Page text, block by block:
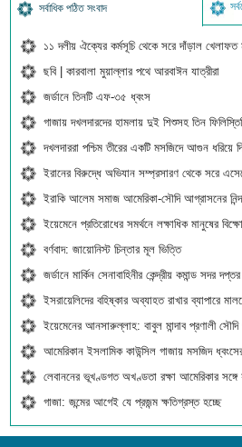
সর্বাধিক পঠিত সংবাদ
১১ দলীয় ঐক্যের কর্মসূচি থেকে সরে দাঁড়াল
ছবি | কারবালা মুয়াল্লার পথে আরবাঈন যাত্রীরা
জর্ডানে তিনটি এফ-৩৫ ধ্বংস
গাজায় দখলদারদের হামলায় দুই শিশুসহ তিন
দখলদাররা পশ্চিম তীরের একটি মসজিদে আগুন ধরিয়ে
ইরানের বিরুদ্ধে অভিযান সম্প্রসারণ থেকে সরে
ইরাকি আলেম সমাজ আমেরিকা-সৌদি আগ্রাসনের
ইয়েমেনে প্রতিরোধের সমর্থনে লক্ষাধিক মানুষের
বর্ণবাদ: জায়োনিস্ট চিন্তার মূল ভিত্তি
জর্ডানে মার্কিন সেনাবাহিনীর কেন্দ্রীয় কমান্ড সদর
ইসরায়েলিদের বহিষ্কার অব্যাহত রাখার ব্যাপারে
ইয়েমেনের আনসারুল্লাহ: বাবুল মান্দাব প্রণালী
আমেরিকান ইসলামিক কাউন্সিল গাজায় মসজিদ ধ্বংসের
লেবাননের ভূখণ্ডগত অখণ্ডতা রক্ষা আমেরিকার সঙ্গে
গাজা: জন্মের আগেই যে প্রজন্ম ক্ষতিগ্রস্ত হচ্ছে